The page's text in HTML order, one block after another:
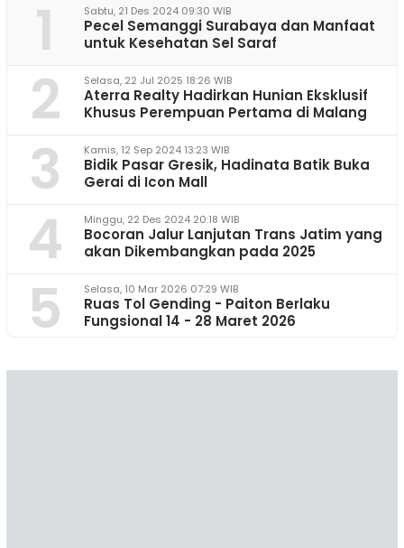
1 Sabtu, 21 Des 2024 09:30 WIB
Pecel Semanggi Surabaya dan Manfaat
untuk Kesehatan Sel Saraf
2 Selasa, 22 Jul 2025 18:26 WIB
Aterra Realty Hadirkan Hunian Eksklusif
Khusus Perempuan Pertama di Malang
3 Kamis, 12 Sep 2024 13:23 WIB
Bidik Pasar Gresik, Hadinata Batik Buka
Gerai di Icon Mall
4 Minggu, 22 Des 2024 20:18 WIB
Bocoran Jalur Lanjutan Trans Jatim yang
akan Dikembangkan pada 2025
5 Selasa, 10 Mar 2026 07:29 WIB
Ruas Tol Gending - Paiton Berlaku
Fungsional 14 - 28 Maret 2026